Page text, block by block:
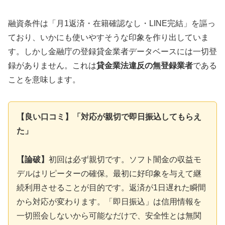
融資条件は「月1返済・在籍確認なし・LINE完結」を謳っ
ており、いかにも使いやすそうな印象を作り出していま
す。しかし金融庁の登録貸金業者データベースには一切登
録がありません。これは貸金業法違反の無登録業者である
ことを意味します。
【良い口コミ】「対応が親切で即日振込してもらえ
た」
【論破】 初回は必ず親切です。ソフト闇金の収益モ
デルはリピーターの確保。最初に好印象を与えて継
続利用させることが目的です。返済が1日遅れた瞬間
から対応が変わります。「即日振込」は信用情報を
一切照会しないから可能なだけで、安全性とは無関